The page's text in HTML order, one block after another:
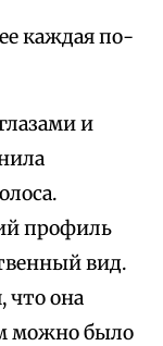
каждая по-
и
профиль
вид.
что она
можно было